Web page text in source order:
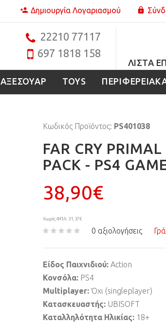
Δημιουργία Λογαριασμού
ΛΊΣΤΑ
22210 77117
697 1818 158
ΑΞΕΣΟΥΑΡ TOYS
Κωδικός Προϊόντος: PS401038
FAR CRY
PACK - PS4
38,90€
Χωρίς ΦΠΑ: 31,37€
0 αξιολογήσεις
Είδος Παιχνιδιού: Action
Κονσόλα: PS4
Multiplayer: Όχι (singleplayer)
Κατασκευαστής: UBISOFT
Καταλληλότητα Ηλικίας: 18+